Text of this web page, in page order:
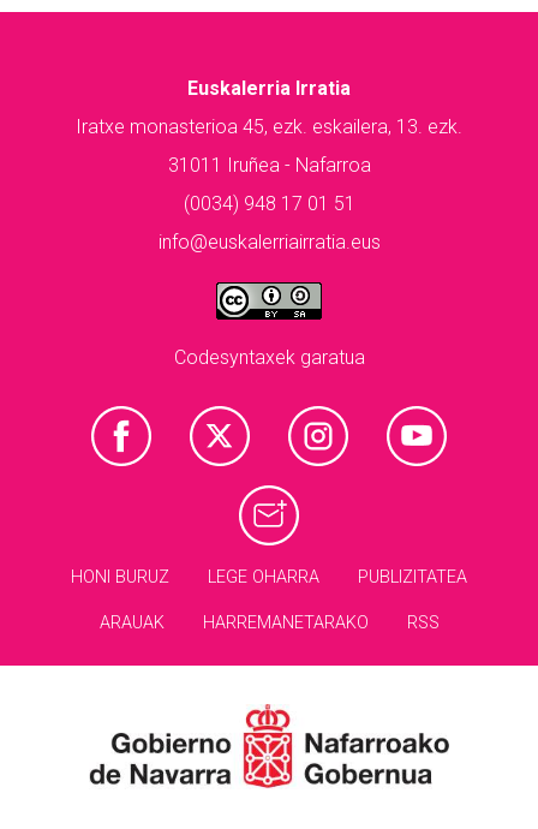
Euskalerria Irratia
Iratxe monasterioa 45, ezk. eskailera, 13. ezk.
31011 Iruñea - Nafarroa
(0034) 948 17 01 51
info@euskalerriairratia.eus
Codesyntaxek garatua
HONI BURUZ LEGE OHARRA PUBLIZITATEA
ARAUAK HARREMANETARAKO RSS